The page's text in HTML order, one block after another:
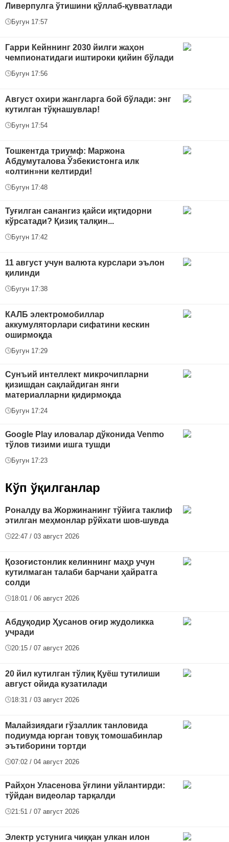
Ливерпулга ўтишини қўллаб-қувватлади
Бугун 17:57
Гарри Кейннинг 2030 йилги жаҳон
чемпионатидаги иштироки қийин бўлади
Бугун 17:56
Август охири жангларга бой бўлади: энг
кутилган тўқнашувлар!
Бугун 17:54
Тошкентда триумф: Маржона
Абдумуталова Ўзбекистонга илк
«олтин»ни келтирди!
Бугун 17:48
Туғилган санангиз қайси иқтидорни
кўрсатади? Қизиқ талқин...
Бугун 17:42
11 август учун валюта курслари эълон
қилинди
Бугун 17:38
КАЛБ электромобиллар
аккумуляторлари сифатини кескин
оширмоқда
Бугун 17:29
Сунъий интеллект микрочипларни
қизишдан сақлайдиган янги
материалларни қидирмоқда
Бугун 17:24
Google Play иловалар дўконида Venmo
тўлов тизими ишга тушди
Бугун 17:23
Кўп ўқилганлар
Роналду ва Жоржинанинг тўйига таклиф
этилган меҳмонлар рўйхати шов-шувда
22:47 / 03 август 2026
Қозоғистонлик келиннинг маҳр учун
кутилмаган талаби барчани ҳайратга
солди
18:01 / 06 август 2026
Абдуқодир Ҳусанов оғир жудоликка
учради
20:15 / 07 август 2026
20 йил кутилган тўлиқ Қуёш тутилиши
август ойида кузатилади
18:31 / 03 август 2026
Малайзиядаги гўзаллик танловида
подиумда юрган товуқ томошабинлар
эътиборини тортди
07:02 / 04 август 2026
Райҳон Уласенова ўғлини уйлантирди:
тўйдан видеолар тарқалди
21:51 / 07 август 2026
Электр устунига чиққан улкан илон